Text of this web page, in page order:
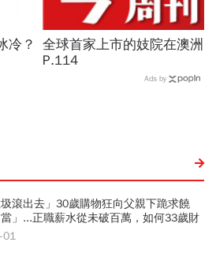
冷？
全球首家上市的妓院在澳洲
P.114
Ads by
圾滾出去」30歲購物狂向父親下跪求饒
當」...正職薪水從未破百萬，如何33歲財
01